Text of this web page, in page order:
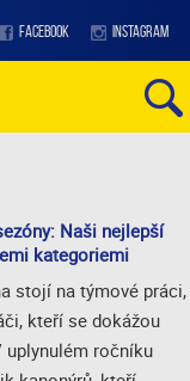
FACEBOOK INSTAGRAM
Naši nejlepší
kategoriemi
stojí na týmové práci,
kteří se dokážou
ročníku